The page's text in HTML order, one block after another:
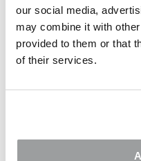
our social media,
may combine it with
provided to them or that
of their services.